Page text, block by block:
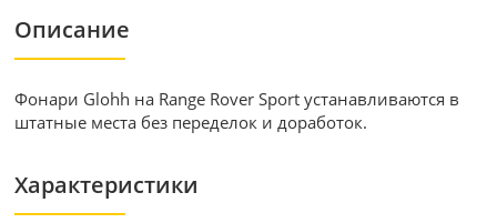
Описание
Фонари Glohh на Range Rover Sport устанавливаются в
штатные места без переделок и доработок.
Характеристики